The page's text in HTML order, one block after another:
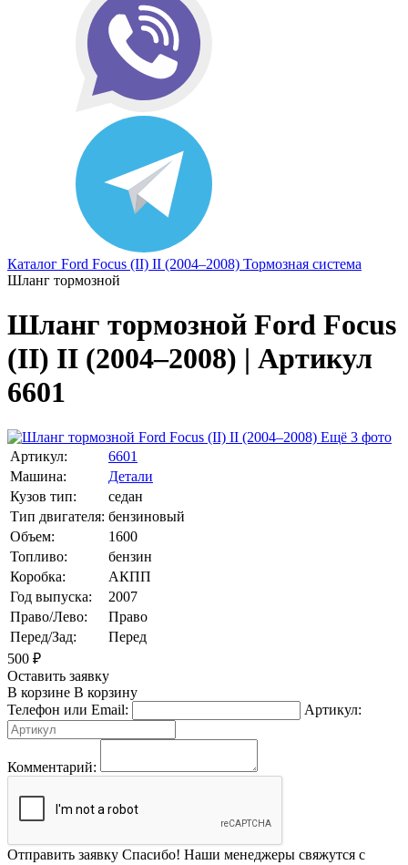
Каталог Ford Focus (II) II (2004–2008) Тормозная система
Шланг тормозной
Шланг тормозной Ford Focus
(II) II (2004–2008) | Артикул
6601
Ещё 3 фото
Артикул:
6601
Машина:
Детали
Кузов тип:
седан
Тип двигателя: бензиновый
Объем:
1600
Топливо:
бензин
Коробка:
АКПП
Год выпуска:
2007
Право/Лево:
Право
Перед/Зад:
Перед
500 ₽
Оставить заявку
В корзине В корзину
Телефон или Email:
Артикул:
Комментарий:
Отправить заявку Спасибо! Наши менеджеры свяжутся с